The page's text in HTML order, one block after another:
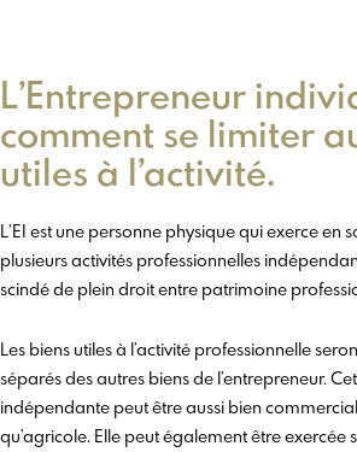
L’Entrepreneur
comment se limiter
utiles à l’activité.
L’EI est une personne physique qui exerce en
plusieurs activités professionnelles
scindé de plein droit entre patrimoine
Les biens utiles à l’activité professionnelle
séparés des autres biens de l’entrepreneur.
indépendante peut être aussi bien
qu’agricole. Elle peut également être exercée